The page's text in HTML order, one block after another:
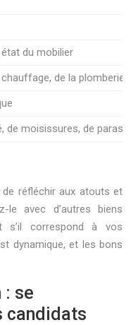
du mobilier
de la plomberie,
de moisissures, de
réfléchir aux atouts et
le avec d’autres biens
s’il correspond à vos
dynamique, et les bons
: se
candidats